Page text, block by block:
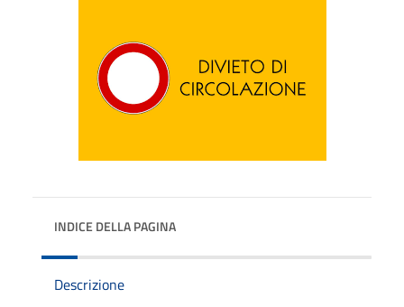
INDICE DELLA PAGINA
Descrizione